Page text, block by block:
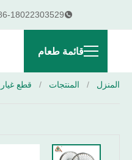
18022303529
قائمة طعام
المنزل / المنتجات / قطع غيار